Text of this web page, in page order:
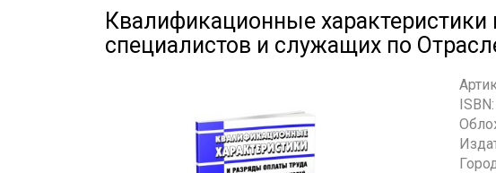
Квалификационные
специалистов и служащих по
ISBN: